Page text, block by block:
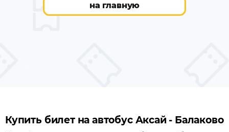
на главную
Купить билет на автобус Аксай - Балаково